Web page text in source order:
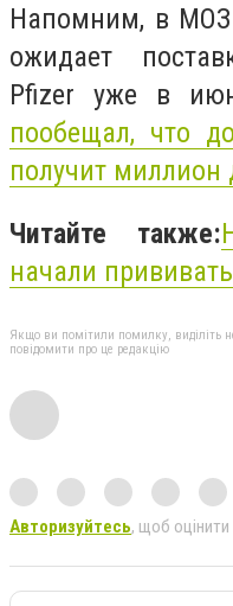
Напомним, в МОЗ
ожидает
Pfizer уже в
пообещал, что
получит миллион
Читайте также:
начали
Якщо ви помітили помилку, виділіть
повідомити про це редакцію
Авторизуйтесь, щоб оцінити